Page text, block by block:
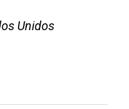
Unidos